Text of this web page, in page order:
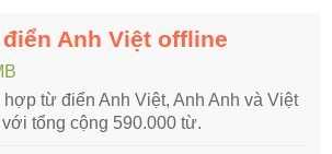
Anh Việt offline
hợp từ điển Anh Việt, Anh Anh và Việt
tổng cộng 590.000 từ.